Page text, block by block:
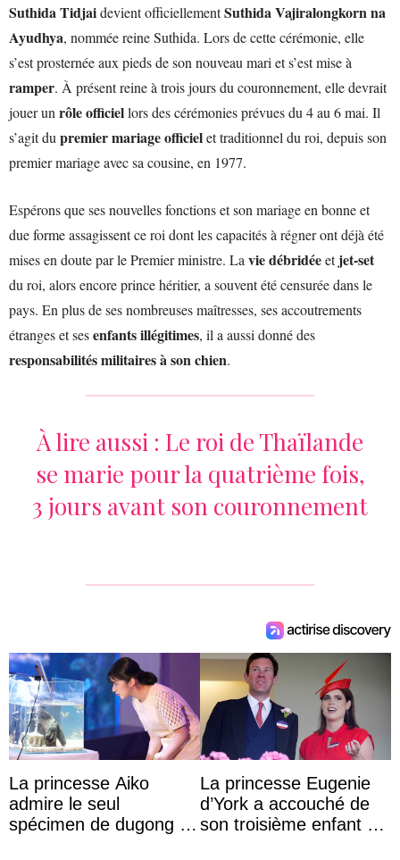
Suthida Tidjaidevient officiellementSuthida Vajiralongkorn na
Ayudhya, nommée reine Suthida. Lors de cette cérémonie, elle
s’est prosternée aux pieds de son nouveau mari et s’est mise à
ramper. À présent reine à trois jours du couronnement, elle devrait
jouer un rôle officiellors des cérémonies prévues du 4 au 6 mai. Il
s’agit du premier mariage officielet traditionnel du roi, depuis son
premier mariage avec sa cousine, en 1977.
Espérons que ses nouvelles fonctions et son mariage en bonne et
due forme assagissent ce roi dont les capacités à régner ont déjà été
mises en doute par le Premier ministre. La vie débridéeetjet-set
du roi, alors encore prince héritier, a souvent été censurée dans le
pays. En plus de ses nombreuses maîtresses, ses accoutrements
étranges et sesenfants illégitimes, il a aussi donné des
responsabilités militaires à son chien.
À lire aussi : Le roi de Thaïlande
se marie pour la quatrième fois,
3 jours avant son couronnement
La princesse Aiko
admire le seul
spécimen de dugong en
La princesse Eugenie
d’York a accouché de
son troisième enfant et